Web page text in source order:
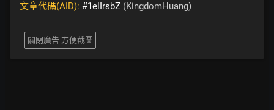
文章代碼(AID): #1elIrsbZ (KingdomHuang)
關閉廣告 方便截圖